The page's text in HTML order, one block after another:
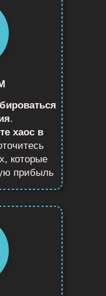
.
хаос в
которые
прибыль